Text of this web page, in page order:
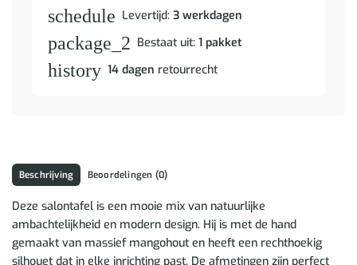
schedule Levertijd: 3 werkdagen
package_2 Bestaat uit: 1 pakket
history 14 dagen retourrecht
Beschrijving Beoordelingen (0)
Deze salontafel is een mooie mix van natuurlijke
ambachtelijkheid en modern design. Hij is met de hand
gemaakt van massief mangohout en heeft een rechthoekig
silhouet dat in elke inrichting past. De afmetingen zijn perfect